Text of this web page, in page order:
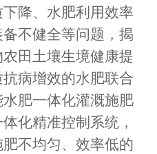
降、水肥利用效率
不健全等问题，揭
田土壤生境健康提
病增效的水肥联合
肥一体化灌溉施肥
化精准控制系统，
不均匀、效率低的